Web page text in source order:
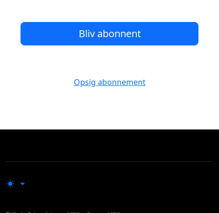
Bliv abonnent
Opsig abonnement